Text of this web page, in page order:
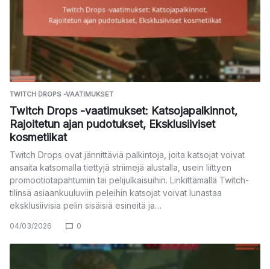
TWITCH DROPS -VAATIMUKSET
Twitch Drops -vaatimukset: Katsojapalkinnot,
Rajoitetun ajan pudotukset, Eksklusiiviset
kosmetiikat
Twitch Drops ovat jännittäviä palkintoja, joita katsojat voivat
ansaita katsomalla tiettyjä striimejä alustalla, usein liittyen
promootiotapahtumiin tai pelijulkaisuihin. Linkittämällä Twitch-
tilinsä asiaankuuluviin peleihin katsojat voivat lunastaa
eksklusiivisia pelin sisäisiä esineitä ja…
04/03/2026 0